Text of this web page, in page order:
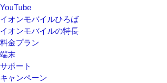
YouTube
イオンモバイルひろば
イオンモバイルの特長
料金プラン
端末
サポート
キャンペーン